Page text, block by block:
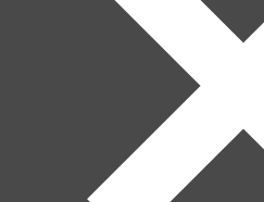
Артикул: